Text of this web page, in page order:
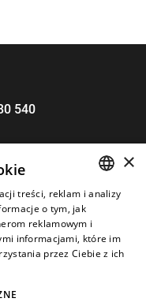
540
ENGLISH
×
treści, reklam i analizy
o tym, jak
reklamowym i
informacjami, które im
przez Ciebie z ich